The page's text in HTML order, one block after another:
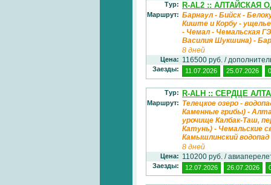
Тур: R-AL2 :: АЛТАЙСКАЯ
Маршрут: Барнаул - Бийск -
Киште и Корбу -
- Чемал - Чемальская
Василия Шукшина) -
8 дней
Цена: 116500 руб. /
Заезды: 11.07.2026 25.07.2026
Тур: R-ALH :: СЕРДЦЕ
Маршрут: Телецкое озеро -
Каменные грибы) -
урочище Калбак-Таш,
Катунь) - Чемальские
Камышлинский водопад
8 дней
Цена: 110200 руб. /
Заезды: 12.07.2026 26.07.2026